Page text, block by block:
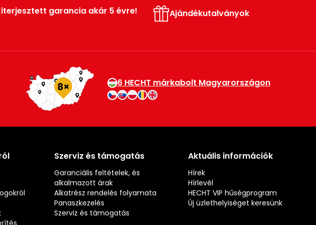
garancia akár 5 évre! Ajándékutalványok
6 HECHT márkabolt Magyarországon
Szerviz és támogatás
Garanciális feltételek, és
alkalmazott árak
Alkatrész rendelés folyamata
Panaszkezelés
Szerviz és támogatás
Aktuális információk
Hírek
Hírlevél
HECHT VIP hűségprogram
Új üzlethelyiséget keresünk